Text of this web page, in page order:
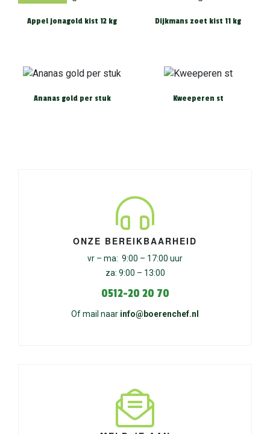
Appel jonagold kist 12 kg Dijkmans zoet kist 11 kg
Ananas gold per stuk Kweeperen st
ONZE BEREIKBAARHEID
vr – ma: 9:00 – 17:00 uur
za: 9:00 – 13:00
0512-20 20 70
Of mail naar info@boerenchef.nl